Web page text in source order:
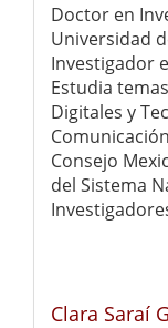
Doctor en
Universidad
Investigador
Estudia
Digitales y
Consejo
del Sistema
Clara Saraí